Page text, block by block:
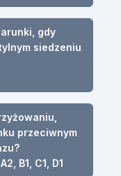
gdy
siedzeniu
przeciwnym
B1, C1, D1